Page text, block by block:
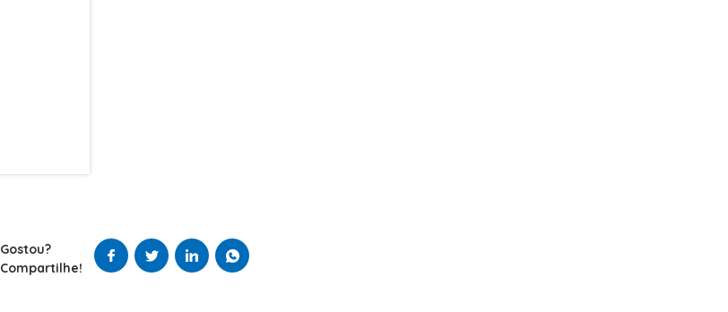
Gostou?
Compartilhe!